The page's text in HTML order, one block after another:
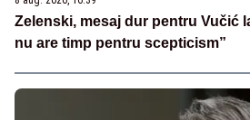
Zelenski, mesaj dur pentru Vučić
nu are timp pentru scepticism”